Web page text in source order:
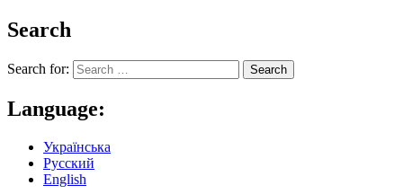
Search
Search for:
Language:
Українська
Русский
English